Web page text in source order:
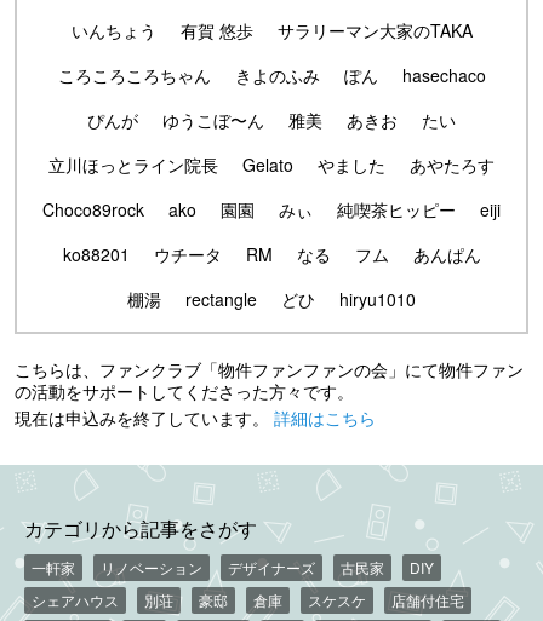
いんちょう
有賀 悠歩
サラリーマン大家のTAKA
ころころころちゃん
きよのふみ ぽん
hasechaco
ぴんが
ゆうこぼ〜ん 雅美 あきお
たい
立川ほっとライン院長
Gelato やました
あやたろす
Choco89rock
ako 園園 みぃ 純喫茶ヒッピー
eiji
ko88201
ウチータ RM なる フム
あんぱん
棚湯
rectangle どひ hiryu1010
こちらは、ファンクラブ「物件ファンファンの会」にて物件ファン
の活動をサポートしてくださった方々です。
現在は申込みを終了しています。 詳細はこちら
カテゴリから記事をさがす
一軒家 リノベーション デザイナーズ 古民家
DIY
シェアハウス
別荘 豪邸 倉庫 スケスケ
店舗付住宅